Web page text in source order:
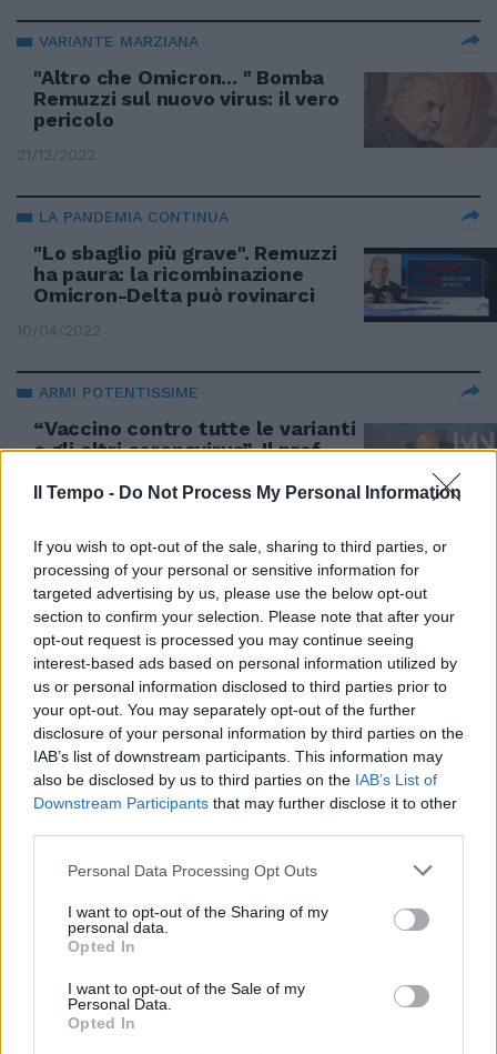
Il Tempo - Do Not Process My Personal Information
If you wish to opt-out of the sale, sharing to third parties, or
processing of your personal or sensitive information for
targeted advertising by us, please use the below opt-out
section to confirm your selection. Please note that after your
opt-out request is processed you may continue seeing
interest-based ads based on personal information utilized by
us or personal information disclosed to third parties prior to
your opt-out. You may separately opt-out of the further
disclosure of your personal information by third parties on the
IAB’s list of downstream participants. This information may
also be disclosed by us to third parties on the IAB’s List of
Downstream Participants that may further disclose it to other
Personal Data Processing Opt Outs
I want to opt-out of the Sharing of my
personal data.
Opted In
I want to opt-out of the Sale of my
Personal Data.
Opted In
VARIANTE MARZIANA
"Altro che Omicron... " Bomba
Remuzzi sul nuovo virus: il vero
pericolo
21/12/2022
LA PANDEMIA CONTINUA
"Lo sbaglio più grave". Remuzzi
ha paura: la ricombinazione
Omicron-Delta può rovinarci
10/04/2022
ARMI POTENTISSIME
“Vaccino contro tutte le varianti
e gli altri coronavirus”. Il prof.
14/02/2022
IL PROTOCOLLO RIVOLUZIONARIO
Le cure domiciliari del professor
Remuzzi allo studio dell’Aifa:
“Preveniamo l’iper-
infiammazione che causa la
morte”
22/01/2022
PROMOSSO
ricetta di Remuzzi sul Covid
17/01/2022
IN ONDA
Omicron ribalta il quadro, la
previsione di Remuzzi